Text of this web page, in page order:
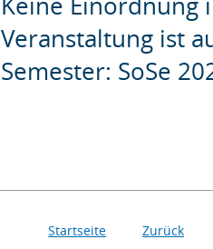
Veranstaltung ist
Semester: SoSe
Startseite Zurück